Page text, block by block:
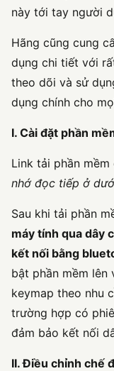
này tới tay người
Hãng cũng cung
dụng chi tiết với
theo dõi và sử
dụng chính cho
I. Cài đặt phần
Link tải phần
nhớ đọc tiếp ở
Sau khi tải phần
máy tính qua dây
kết nối bằng
bật phần mềm lên
keymap theo nhu
trường hợp có
đảm bảo kết nối
II. Điều chỉnh chế